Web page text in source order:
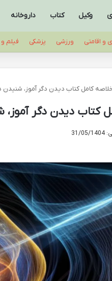
وکیل کتاب داروخانه
و اقامتی ورزشی پزشکی فیلم
کامل کتاب دیدن دگر آموز، شنیدن
کتاب دیدن دگر